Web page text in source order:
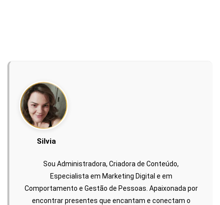
Silvia
Sou Administradora, Criadora de Conteúdo,
Especialista em Marketing Digital e em
Comportamento e Gestão de Pessoas. Apaixonada por
encontrar presentes que encantam e conectam o